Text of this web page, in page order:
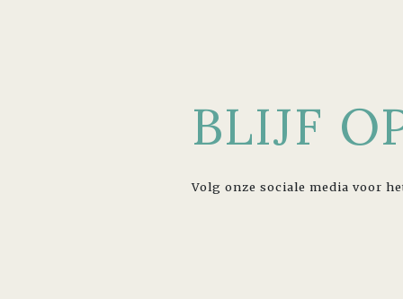
BLIJF
Volg onze sociale media voor